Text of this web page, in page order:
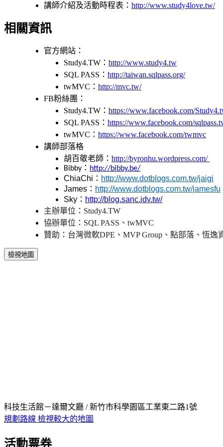
講師介紹及活動時程表： http://www.study4love.tw/
相關資訊
官方網站：
Study4.TW： http://www.study4.tw
SQL PASS： http://taiwan.sqlpass.org/
twMVC： http://mvc.tw/
FB粉絲團：
Study4.TW： https://www.facebook.com/
SQL PASS： https://www.facebook.com/
twMVC： https://www.facebook.com/twmvc
講師部落格
胡百敬老師： http://byronhu.wordpress.com/
Bibby ： http://bibby.be/
ChiaChi ： http://www.dotblogs.com.tw/jaigi
James ： http://www.dotblogs.com.tw/jamesfu
Sky ： http://blog.sanc.idv.tw/
主辦單位：Study4.TW
協辦單位：SQL PASS、twMVC
贊助：台灣微軟DPE、MVP Group 、點部落 、恆逸
檢視地圖
科技生活館－達爾文廳 / 新竹市科學園區工業東二路1號
規劃路線 檢視較大的地圖
活動票券